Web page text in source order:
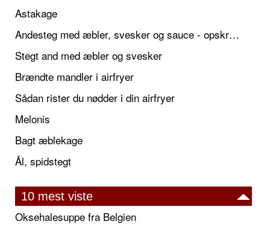
Astakage
Andesteg med æbler, svesker og sauce - opskrift også til jul
Stegt and med æbler og svesker
Brændte mandler i airfryer
Sådan rister du nødder i din airfryer
Melonis
Bagt æblekage
Ål, spidstegt
10 mest viste
Oksehalesuppe fra Belgien